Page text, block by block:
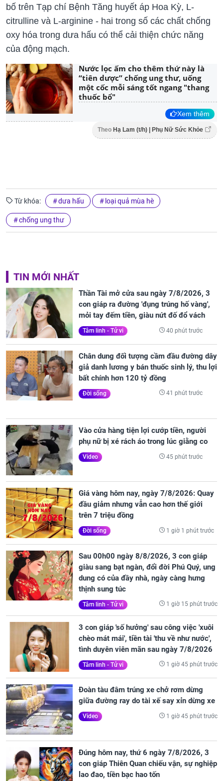
bố trên Tạp chí Bệnh Tăng huyết áp Hoa Kỳ, L-
citrulline và L-arginine - hai trong số các chất chống
oxy hóa trong dưa hấu có thể cải thiện chức năng
của động mạch.
Nước lọc ấm cho thêm thứ này là
“tiên dược” chống ung thư, uống
một cốc mỗi sáng tốt ngang "thang
thuốc bổ"
Xem thêm
Theo Hạ Lam (t/h) | Phụ Nữ Sức Khỏe
Từ khóa: dưa hấu loại quả mùa hè
chống ung thư
TIN MỚI NHẤT
Thần Tài mở cửa sau ngày 7/8/2026, 3
con giáp ra đường 'đụng trúng hố vàng',
mỏi tay đếm tiền, giàu nứt đố đổ vách
Tâm linh - Tử vi 40 phút trước
Chân dung đối tượng cầm đầu đường dây
giả danh lương y bán thuốc sinh lý, thu lợi
bất chính hơn 120 tỷ đồng
Đời sống 41 phút trước
Vào cửa hàng tiện lợi cướp tiền, người
phụ nữ bị xé rách áo trong lúc giằng co
Video 45 phút trước
Giá vàng hôm nay, ngày 7/8/2026: Quay
đầu giảm nhưng vẫn cao hơn thế giới
trên 7 triệu đồng
Đời sống 1 giờ 1 phút trước
Sau 00h00 ngày 8/8/2026, 3 con giáp
giàu sang bạt ngàn, đổi đời Phú Quý, ung
dung có của đầy nhà, ngày càng hưng
thịnh sung túc
Tâm linh - Tử vi 1 giờ 15 phút trước
3 con giáp 'số hưởng' sau công việc 'xuôi
chèo mát mái', tiền tài 'thu về như nước',
tình duyên viên mãn sau ngày 7/8/2026
Tâm linh - Tử vi 1 giờ 45 phút trước
Đoàn tàu đâm trúng xe chở rơm dừng
giữa đường ray do tài xế say xỉn dừng xe
Video 1 giờ 45 phút trước
Đúng hôm nay, thứ 6 ngày 7/8/2026, 3
con giáp Thiên Quan chiếu vận, sự nghiệp
lao đao, tiền bạc hao tốn